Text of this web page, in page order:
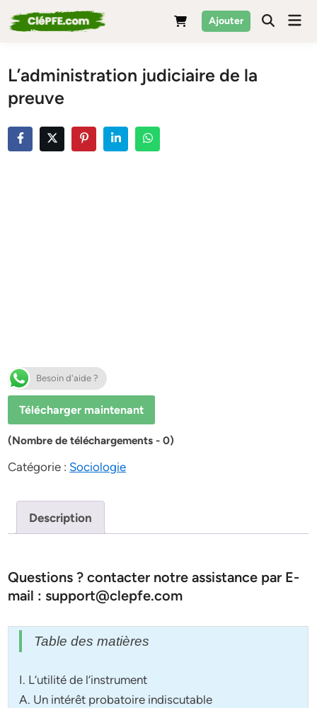
to
Ajouter
L’administration judiciaire de la
preuve
Besoin d'aide ?
Télécharger maintenant
(Nombre de téléchargements - 0)
Catégorie : Sociologie
Description
Questions ? contacter notre assistance par E-
mail : support@clepfe.com
Table des matières
I. L’utilité de l’instrument
A. Un intérêt probatoire indiscutable